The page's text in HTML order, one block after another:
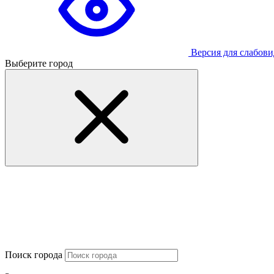
Версия для
Выберите город
Поиск города